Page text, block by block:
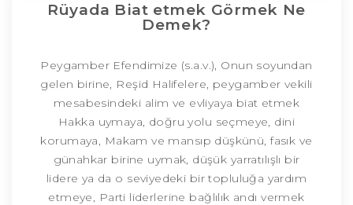
Rüyada Biat etmek Görmek Ne
Demek?
Peygamber Efendimize (s.a.v.), Onun soyundan
gelen birine, Reşid Halifelere, peygamber vekili
mesabesindeki alim ve evliyaya biat etmek
Hakka uymaya, doğru yolu seçmeye, dini
korumaya, Makam ve mansıp düşkünü, fasık ve
günahkar birine uymak, düşük yarratılışlı bir
lidere ya da o seviyedeki bir topluluğa yardım
etmeye, Parti liderlerine bağlılık andı vermek